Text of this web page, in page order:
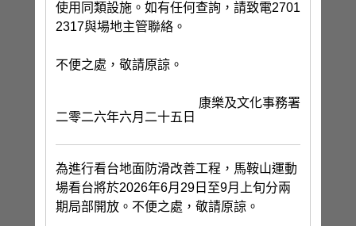
使用同類設施。如有任何查詢，請致電2701
2317與場地主管聯絡。
不便之處，敬請原諒。
康樂及文化事務署
二零二六年六月二十五日
為進行看台地面防滑改善工程，馬鞍山運動
場看台將於2026年6月29日至9月上旬分兩
期局部開放。不便之處，敬請原諒。